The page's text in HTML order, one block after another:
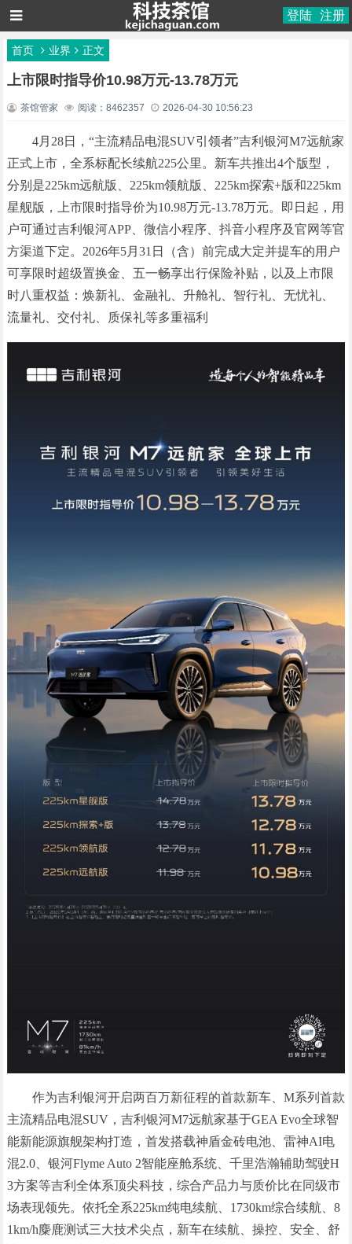
登陆 注册
首页 业界 正文
上市限时指导价10.98万元-13.78万元
茶馆管家 阅读：8462357 2026-04-30 10:56:23
4月28日，“主流精品电混SUV引领者”吉利银河M7远航家
正式上市，全系标配长续航225公里。新车共推出4个版型，
分别是225km远航版、225km领航版、225km探索+版和225km
星舰版，上市限时指导价为10.98万元-13.78万元。即日起，用
户可通过吉利银河APP、微信小程序、抖音小程序及官网等官
方渠道下定。2026年5月31日（含）前完成大定并提车的用户
可享限时超级置换金、五一畅享出行保险补贴，以及上市限
时八重权益：焕新礼、金融礼、升舱礼、智行礼、无忧礼、
流量礼、交付礼、质保礼等多重福利
作为吉利银河开启两百万新征程的首款新车、M系列首款
主流精品电混SUV，吉利银河M7远航家基于GEA Evo全球智
能新能源旗舰架构打造，首发搭载神盾金砖电池、雷神AI电
混2.0、银河Flyme Auto 2智能座舱系统、千里浩瀚辅助驾驶H
3方案等吉利全体系顶尖科技，综合产品力与质价比在同级市
场表现领先。依托全系225km纯电续航、1730km综合续航、8
1km/h麋鹿测试三大技术尖点，新车在续航、操控、安全、舒